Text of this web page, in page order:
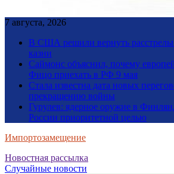
7 августа, 2026
В США решили вернуть расстрелы
казни
Саймонс объяснил, почему
Фицо приехать в РФ 9 мая
Стала известна дата новых
прекращению войны
Гурулев: ядерное оружие в
России приоритетной целью
Импортозамещение
Новостная рассылка
Случайные новости